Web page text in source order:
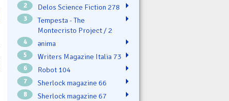
2 Delos Science Fiction 278
3
Tempesta - The
Montecristo Project / 2
4 ənima
5 Writers Magazine Italia 73
6 Robot 104
7 Sherlock magazine 66
8 Sherlock magazine 67